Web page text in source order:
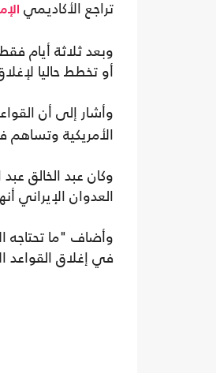
تراجع الأكاديمي
وبعد ثلاثة أيام
أو تخطط حاليا
وأشار إلى أن
الأمريكية وتساهم
وكان عبد الخالق
العدوان الإيراني
وأضاف "ما تحتاجه
في إغلاق